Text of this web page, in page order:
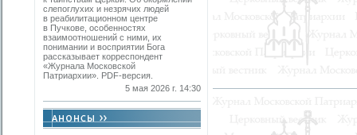
слепоглухих и незрячих людей
в реабилитационном центре
в Пучкове, особенностях
взаимоотношений с ними, их
понимании и восприятии Бога
рассказывает корреспондент
«Журнала Московской
Патриархии». PDF-версия.
5 мая 2026 г. 14:30